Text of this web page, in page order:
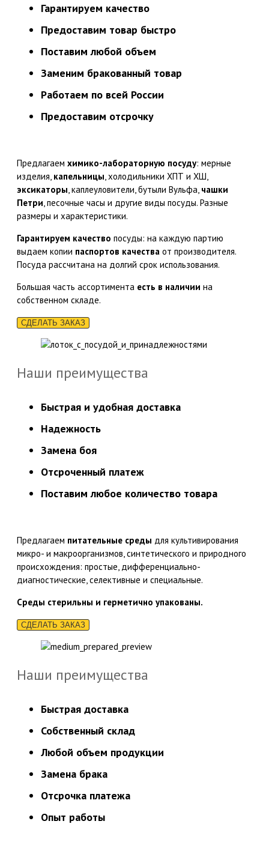
Гарантируем качество
Предоставим товар быстро
Поставим любой объем
Заменим бракованный товар
Работаем по всей России
Предоставим отсрочку
Предлагаем химико-лабораторную посуду: мерные
изделия, капельницы, холодильники ХПТ и ХШ,
эксикаторы, каплеуловители, бутыли Вульфа, чашки
Петри, песочные часы и другие виды посуды. Разные
размеры и характеристики.
Гарантируем качество посуды: на каждую партию
выдаем копии паспортов качества от производителя.
Посуда рассчитана на долгий срок использования.
Большая часть ассортимента есть в наличии на
собственном складе.
СДЕЛАТЬ ЗАКАЗ
Наши преимущества
Быстрая и удобная доставка
Надежность
Замена боя
Отсроченный платеж
Поставим любое количество товара
Предлагаем питательные среды для культивирования
микро- и макроорганизмов, синтетического и природного
происхождения: простые, дифференциально-
диагностические, селективные и специальные.
Среды стерильны и герметично упакованы.
СДЕЛАТЬ ЗАКАЗ
Наши преимущества
Быстрая доставка
Собственный склад
Любой объем продукции
Замена брака
Отсрочка платежа
Опыт работы